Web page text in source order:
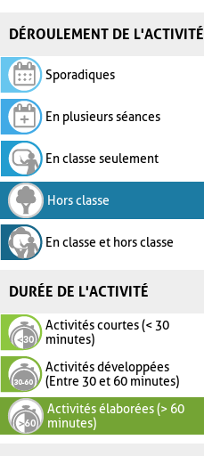
DÉROULEMENT DE L'ACTIVITÉ
Sporadiques
En plusieurs séances
En classe seulement
Hors classe
En classe et hors classe
DURÉE DE L'ACTIVITÉ
Activités courtes (< 30
minutes)
Activités développées
(Entre 30 et 60 minutes)
Activités élaborées (> 60
minutes)